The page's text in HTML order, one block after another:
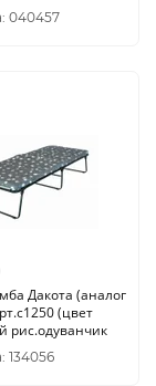
040457
Дакота (аналог
(цвет
рис.одуванчик
134056